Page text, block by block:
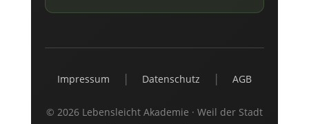
Impressum | Datenschutz | AGB
© 2026 Lebensleicht Akademie · Weil der Stadt